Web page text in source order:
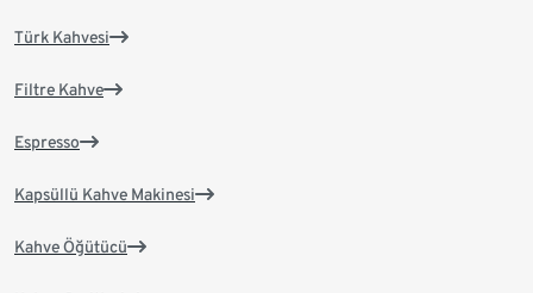
Türk Kahvesi
Filtre Kahve
Espresso
Kapsüllü Kahve Makinesi
Kahve Öğütücü